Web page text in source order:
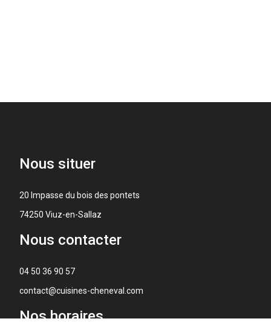
Nous situer
20 Impasse du bois des pontets
74250 Viuz-en-Sallaz
Nous contacter
04 50 36 90 57
contact@cuisines-cheneval.com
Nos horaires